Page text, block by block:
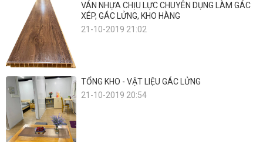
VÁN NHỰA CHỊU LỰC CHUYÊN DỤNG LÀM GÁC
XÉP, GÁC LỬNG, KHO HÀNG
21-10-2019 21:02
TỔNG KHO - VẬT LIỆU GÁC LỬNG
21-10-2019 20:54